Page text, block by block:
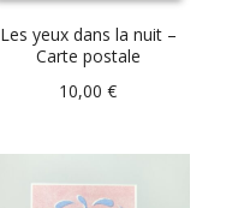
Les yeux dans la nuit –
Carte postale
10,00€